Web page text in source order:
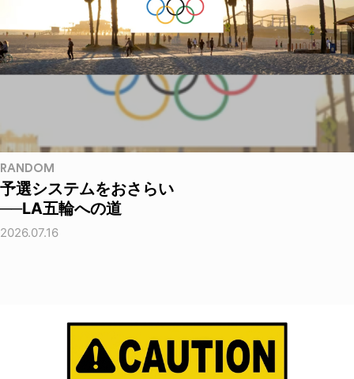
RANDOM
予選システムをおさらい
──LA五輪への道
2026.07.16